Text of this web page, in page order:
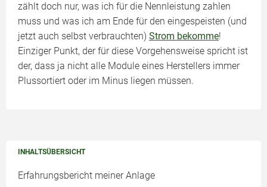
INHALTSÜBERSICHT
Erfahrungsbericht meiner Anlage
zählt doch nur, was ich für die Nennleistung zahlen
muss und was ich am Ende für den eingespeisten (und
jetzt auch selbst verbrauchten) Strom bekomme!
Einziger Punkt, der für diese Vorgehensweise spricht ist
der, dass ja nicht alle Module eines Herstellers immer
Plussortiert oder im Minus liegen müssen.